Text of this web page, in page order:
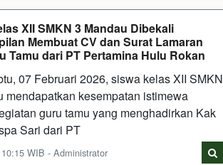
XII SMKN 3 Mandau Dibekali
Membuat CV dan Surat Lamaran
Tamu dari PT Pertamina Hulu Rokan
07 Februari 2026, siswa kelas XII SMKN
mendapatkan kesempatan istimewa
guru tamu yang menghadirkan Kak
Sari dari PT
WIB - Administrator